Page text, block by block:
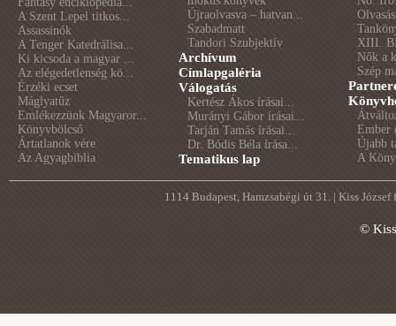
A Szent Lepel titkos...
Assassinók
A Tenger Katedrálisa...
Ki kicsoda a magyar ...
Az elégedetlenség kö...
Érzéki ecset
Máglyatűz
Emlékezzünk Magyaror...
Könyvbölcső
Ártatlanok vére
Az Agyagbiblia
Újraolvasva – hatvan...
Szabadmatt
Tandori Szubjektív
Archívum
Címlapgaléria
Válogatás
Kertész Ákos írásai...
Murányi Gábor írásai...
Tarján Tamás írásai...
Dr. Bódis Béla írása...
Tematikus lap
XIII.
Nők a
Szép
Ember
Újabb
A
1114 Budapest, Hamzsabégi út 31. | Kiss
©